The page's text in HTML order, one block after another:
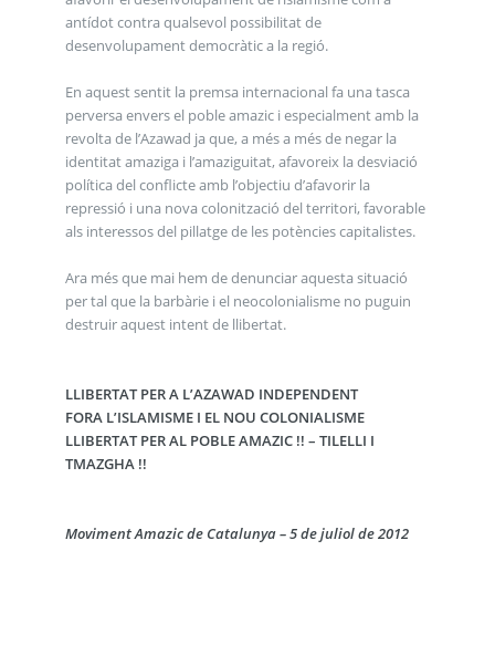
antídot contra qualsevol possibilitat de
desenvolupament democràtic a la regió.
En aquest sentit la premsa internacional fa una tasca
perversa envers el poble amazic i especialment amb la
revolta de l’Azawad ja que, a més a més de negar la
identitat amaziga i l’amaziguitat, afavoreix la desviació
política del conflicte amb l’objectiu d’afavorir la
repressió i una nova colonització del territori, favorable
als interessos del pillatge de les potències capitalistes.
Ara més que mai hem de denunciar aquesta situació
per tal que la barbàrie i el neocolonialisme no puguin
destruir aquest intent de llibertat.
LLIBERTAT PER A L’AZAWAD INDEPENDENT
FORA L’ISLAMISME I EL NOU COLONIALISME
LLIBERTAT PER AL POBLE AMAZIC !! – TILELLI I
TMAZGHA !!
Moviment Amazic de Catalunya – 5 de juliol de 2012